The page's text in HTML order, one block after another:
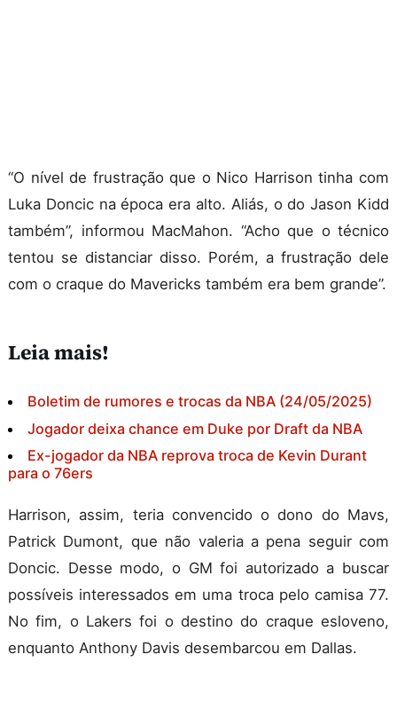
“O nível de frustração que o Nico Harrison tinha com
Luka Doncic na época era alto. Aliás, o do Jason Kidd
também”, informou MacMahon. “Acho que o técnico
tentou se distanciar disso. Porém, a frustração dele
com o craque do Mavericks também era bem grande”.
Leia mais!
Boletim de rumores e trocas da NBA (24/05/2025)
Jogador deixa chance em Duke por Draft da NBA
Ex-jogador da NBA reprova troca de Kevin Durant
para o 76ers
Harrison, assim, teria convencido o dono do Mavs,
Patrick Dumont, que não valeria a pena seguir com
Doncic. Desse modo, o GM foi autorizado a buscar
possíveis interessados em uma troca pelo camisa 77.
No fim, o Lakers foi o destino do craque esloveno,
enquanto Anthony Davis desembarcou em Dallas.